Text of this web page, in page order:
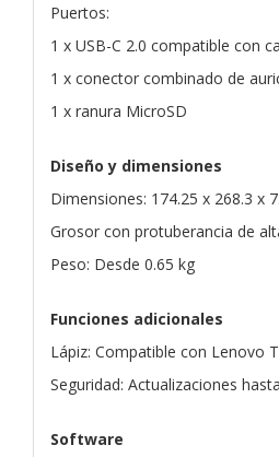
Puertos:
1 x USB-C 2.0 compatible con
1 x conector combinado de
1 x ranura MicroSD
Diseño y dimensiones
Dimensiones: 174.25 x 268.3 x
Grosor con protuberancia de
Peso: Desde 0.65 kg
Funciones adicionales
Lápiz: Compatible con Lenovo
Seguridad: Actualizaciones
Software